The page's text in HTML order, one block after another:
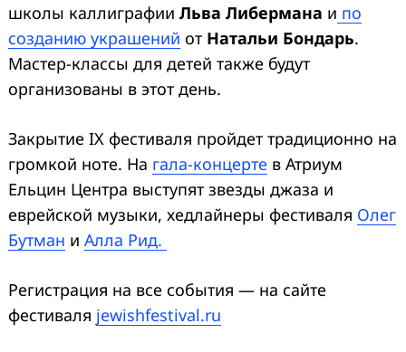
школы каллиграфии Льва Либермана и по
созданию украшений от Натальи Бондарь.
Мастер-классы для детей также будут
организованы в этот день.
Закрытие IX фестиваля пройдет традиционно на
громкой ноте. На гала-концерте в Атриум
Ельцин Центра выступят звезды джаза и
еврейской музыки, хедлайнеры фестиваля Олег
Бутман и Алла Рид.
Регистрация на все события — на сайте
фестиваля jewishfestival.ru